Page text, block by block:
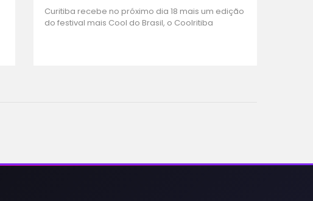
Curitiba recebe no próximo dia 18 mais um edição
do festival mais Cool do Brasil, o Coolritiba